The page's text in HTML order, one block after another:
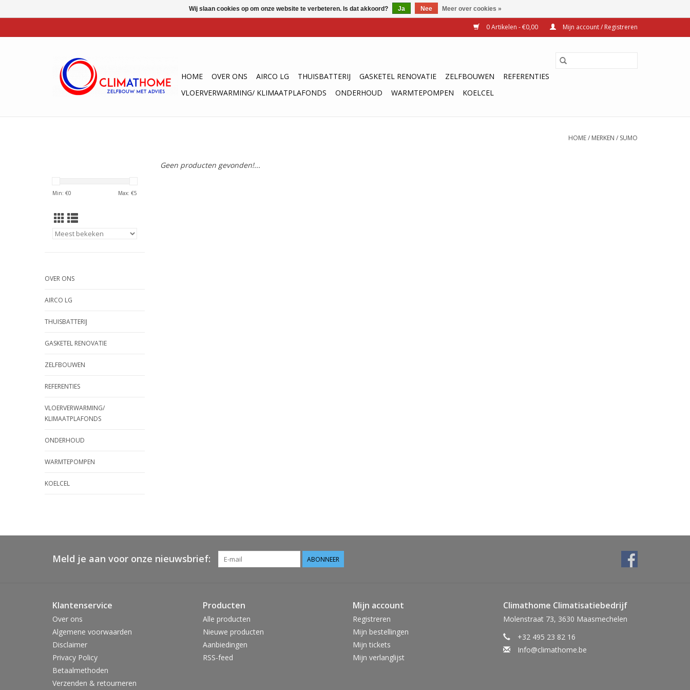
0 Artikelen - €0,00 Mijn account / Registreren
HOME OVER ONS AIRCO LG THUISBATTERIJ GASKETEL RENOVATIE ZELFBOUWEN
REFERENTIES
VLOERVERWARMING/ KLIMAATPLAFONDS
ONDERHOUD WARMTEPOMPEN KOELCEL
HOME/ MERKEN / SUMO
Min: €0 Max: €5
OVER ONS
AIRCO LG
THUISBATTERIJ
GASKETEL RENOVATIE
ZELFBOUWEN
REFERENTIES
VLOERVERWARMING/
KLIMAATPLAFONDS
ONDERHOUD
WARMTEPOMPEN
KOELCEL
Geen producten gevonden!...
Meld je aan voor onze nieuwsbrief: ABONNEER
Klantenservice
Over ons
Algemene voorwaarden
Disclaimer
Privacy Policy
Betaalmethoden
Verzenden & retourneren
Producten
Alle producten
Nieuwe producten
Aanbiedingen
RSS-feed
Mijn account
Registreren
Mijn bestellingen
Mijn tickets
Mijn verlanglijst
Climathome Climatisatiebedrijf
Molenstraat 73, 3630 Maasmechelen
+32 495 23 82 16
Info@climathome.be
Wij slaan cookies op om onze website te verbeteren. Is dat akkoord? Ja Nee Meer over cookies »